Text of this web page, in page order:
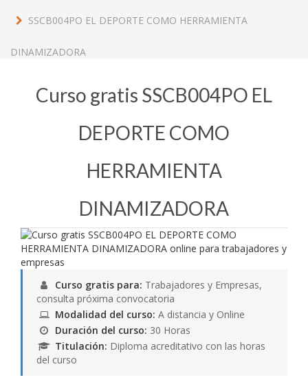
SSCB004PO EL DEPORTE COMO HERRAMIENTA
DINAMIZADORA
Curso gratis SSCB004PO EL
DEPORTE COMO
HERRAMIENTA
DINAMIZADORA
Curso gratis para: Trabajadores y Empresas,
consulta próxima convocatoria
Modalidad del curso: A distancia y Online
Duración del curso: 30 Horas
Titulación: Diploma acreditativo con las horas
del curso